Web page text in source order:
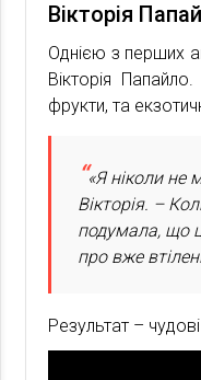
Вікторія
Однією з перших
Вікторія
фрукти, та
«Я ніколи не
Вікторія. –
подумала, що
про вже
Результат –